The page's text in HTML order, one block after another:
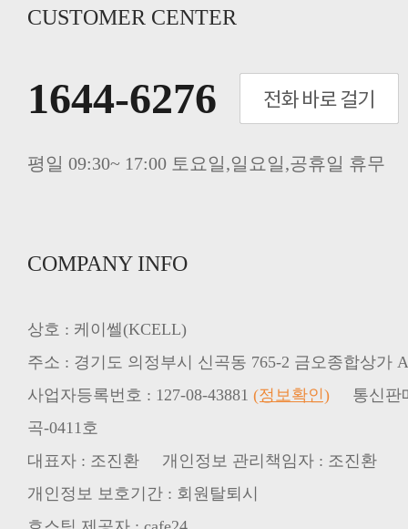
CUSTOMER CENTER
1644-6276
평일 09:30~ 17:00 토요일,일요일,공휴일 휴무
COMPANY INFO
상호 : 케이쎌(KCELL)
주소 : 경기도 의정부시 신곡동 765-2 금오종합상가
사업자등록번호 : 127-08-43881 (정보확인) 통신판
곡-0411호
대표자 : 조진환 개인정보 관리책임자 : 조진환
개인정보 보호기간 : 회원탈퇴시